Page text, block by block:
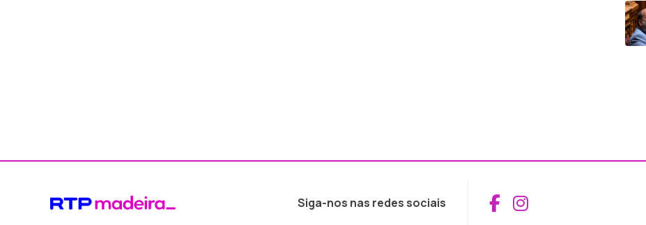
Siga-nos nas redes sociais Aceder ao
Aceder ao